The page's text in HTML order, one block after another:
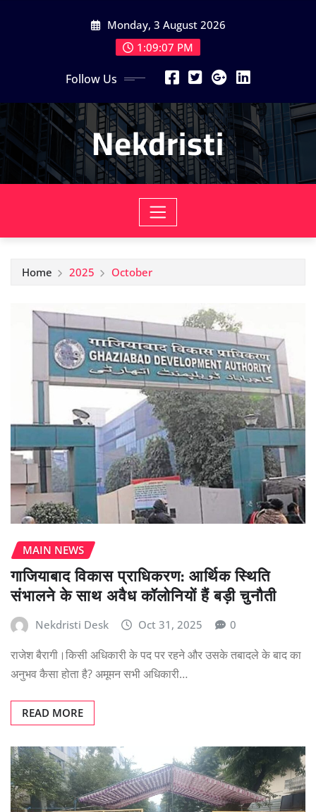
Monday, 3 August 2026
1:09:08 PM
Follow Us
Nekdristi
Home 2025 October
MAIN NEWS
गाजियाबाद विकास प्राधिकरण: आर्थिक स्थिति
संभालने के साथ अवैध कॉलोनियों हैं बड़ी चुनौती
Nekdristi Desk Oct 31, 2025 0
राजेश बैरागी।किसी अधिकारी के पद पर रहने और उसके तबादले के बाद का
अनुभव कैसा होता है? अमूमन सभी अधिकारी…
READ MORE